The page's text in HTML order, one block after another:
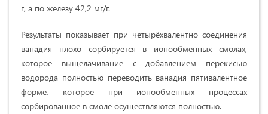
г, а по железу 42,2 мг/г.
Результаты показывает при четырёхвалентно соединения
ванадия плохо сорбируется в ионообменных смолах,
которое выщелачивание с добавлением перекисью
водорода полностью переводить ванадия пятивалентное
форме, которое при ионообменных процессах
сорбированное в смоле осуществляются полностью.